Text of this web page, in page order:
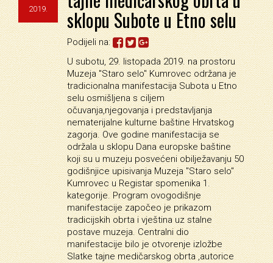
2019. sklopu Subote u Etno selu
Podijeli na:
U subotu, 29. listopada 2019. na prostoru
Muzeja "Staro selo" Kumrovec održana je
tradicionalna manifestacija Subota u Etno
selu osmišljena s ciljem
očuvanja,njegovanja i predstavljanja
nematerijalne kulturne baštine Hrvatskog
zagorja. Ove godine manifestacija se
održala u sklopu Dana europske baštine
koji su u muzeju posvećeni obilježavanju 50
godišnjice upisivanja Muzeja "Staro selo"
Kumrovec u Registar spomenika 1.
kategorije. Program ovogodišnje
manifestacije započeo je prikazom
tradicijskih obrta i vještina uz stalne
postave muzeja. Centralni dio
manifestacije bilo je otvorenje izložbe
Slatke tajne medičarskog obrta ,autorice